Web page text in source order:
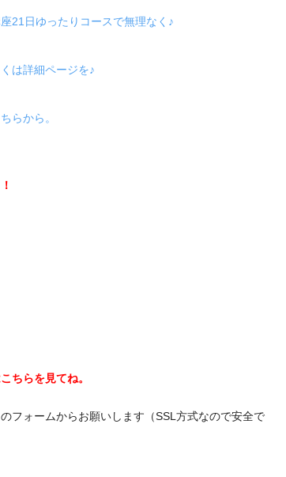
21日ゆったりコースで無理なく♪
は詳細ページを♪
らから。
ちらを見てね。
フォームからお願いします（SSL方式なので安全で